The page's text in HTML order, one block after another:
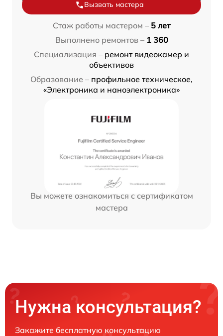
Вызвать мастера
Стаж работы мастером – 5 лет
Выполнено ремонтов – 1 360
Специализация – ремонт видеокамер и
объективов
Образование – профильное техническое,
«Электроника и наноэлектроника»
Вы можете ознакомиться с сертификатом
мастера
Нужна консультация?
Закажите бесплатную консультацию